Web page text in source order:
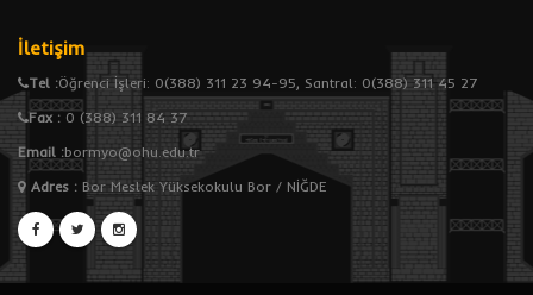
İletişim
Tel :Öğrenci İşleri: 0(388) 311 23 94-95, Santral: 0(388) 311 45 27
Fax : 0 (388) 311 84 37
Email :bormyo@ohu.edu.tr
Adres : Bor Meslek Yüksekokulu Bor / NİĞDE